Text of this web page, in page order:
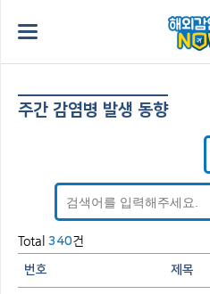
주간 감염병 발생 동향
Total 340건
번호 제목